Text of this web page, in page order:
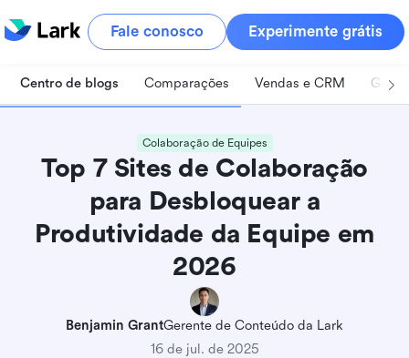
Fale conosco Experimente grátis
Centro de blogs Comparações Vendas e CRM
Colaboração de Equipes
Top 7 Sites de Colaboração
para Desbloquear a
Produtividade da Equipe em
2026
Benjamin GrantGerente de Conteúdo da Lark
16 de jul. de 2025